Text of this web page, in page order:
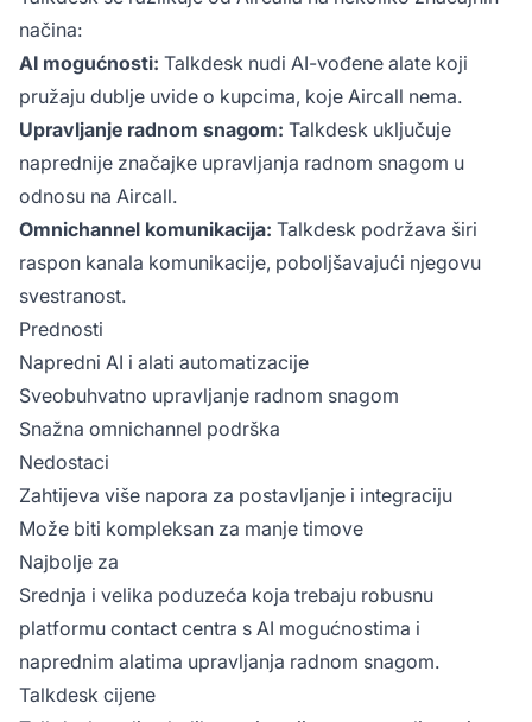
načina:
AI mogućnosti: Talkdesk nudi AI-vođene alate koji
pružaju dublje uvide o kupcima, koje Aircall nema.
Upravljanje radnom snagom: Talkdesk uključuje
naprednije značajke upravljanja radnom snagom u
odnosu na Aircall.
Omnichannel komunikacija: Talkdesk podržava širi
raspon kanala komunikacije, poboljšavajući njegovu
svestranost.
Prednosti
Napredni AI i alati automatizacije
Sveobuhvatno upravljanje radnom snagom
Snažna omnichannel podrška
Nedostaci
Zahtijeva više napora za postavljanje i integraciju
Može biti kompleksan za manje timove
Najbolje za
Srednja i velika poduzeća koja trebaju robusnu
platformu contact centra s AI mogućnostima i
naprednim alatima upravljanja radnom snagom.
Talkdesk cijene